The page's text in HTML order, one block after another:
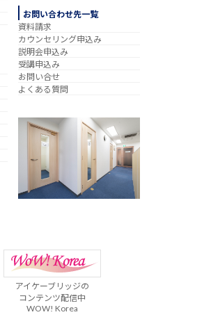
お問い合わせ先一覧
資料請求
カウンセリング申込み
説明会申込み
受講申込み
お問い合せ
よくある質問
アイケーブリッジの
コンテンツ配信中
WOW! Korea